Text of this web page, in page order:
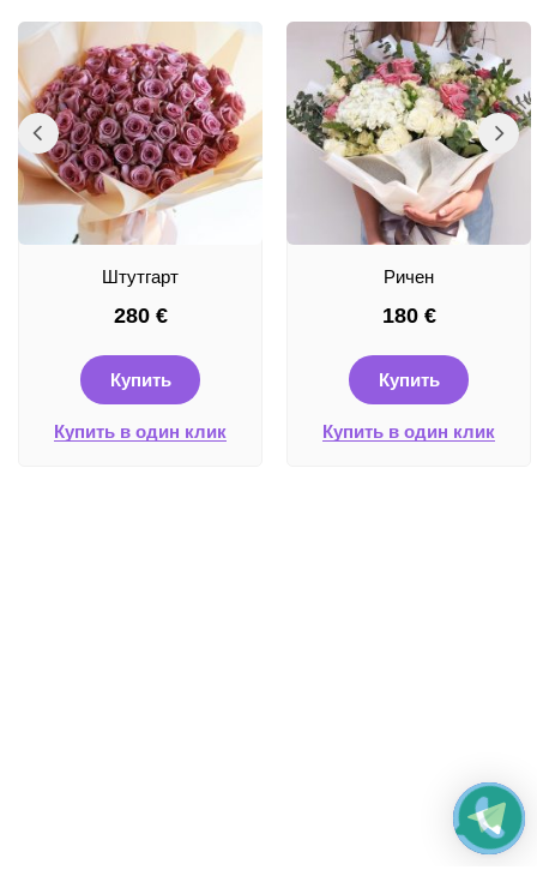
Штутгарт
280 €
Купить
Купить в один клик
Ричен
180 €
Купить
Купить в один клик